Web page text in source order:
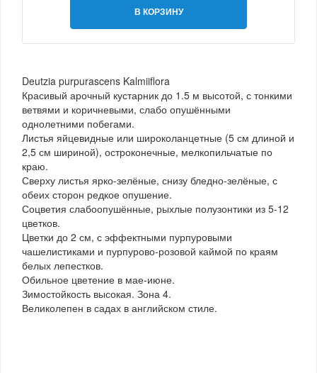
В КОРЗИНУ
Deutzia purpurascens Kalmiiflora
Красивый арочный кустарник до 1.5 м высотой, с тонкими
ветвями и коричневыми, слабо опушёнными
однолетними побегами.
Листья яйцевидные или широколанцетные (5 см длиной и
2,5 см шириной), остроконечные, мелкопильчатые по
краю.
Сверху листья ярко-зелёные, снизу бледно-зелёные, с
обеих сторон редкое опушение.
Соцветия слабоопушённые, рыхлые полузонтики из 5-12
цветков.
Цветки до 2 см, с эффектными пурпуровыми
чашелистиками и пурпурово-розовой каймой по краям
белых лепестков.
Обильное цветение в мае-июне.
Зимостойкость высокая. Зона 4.
Великолепен в садах в английском стиле.